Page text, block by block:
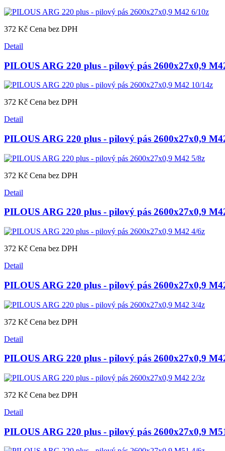
372 Kč Cena bez DPH
Detail
PILOUS ARG 220 plus - pilový pás 2600x27x0,9
372 Kč Cena bez DPH
Detail
PILOUS ARG 220 plus - pilový pás 2600x27x0,9
372 Kč Cena bez DPH
Detail
PILOUS ARG 220 plus - pilový pás 2600x27x0,9
372 Kč Cena bez DPH
Detail
PILOUS ARG 220 plus - pilový pás 2600x27x0,9
372 Kč Cena bez DPH
Detail
PILOUS ARG 220 plus - pilový pás 2600x27x0,9
372 Kč Cena bez DPH
Detail
PILOUS ARG 220 plus - pilový pás 2600x27x0,9